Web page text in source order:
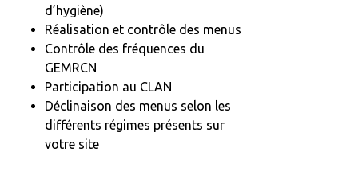
d’hygiène)
Réalisation et contrôle des menus
Contrôle des fréquences du
GEMRCN
Participation au CLAN
Déclinaison des menus selon les
différents régimes présents sur
votre site